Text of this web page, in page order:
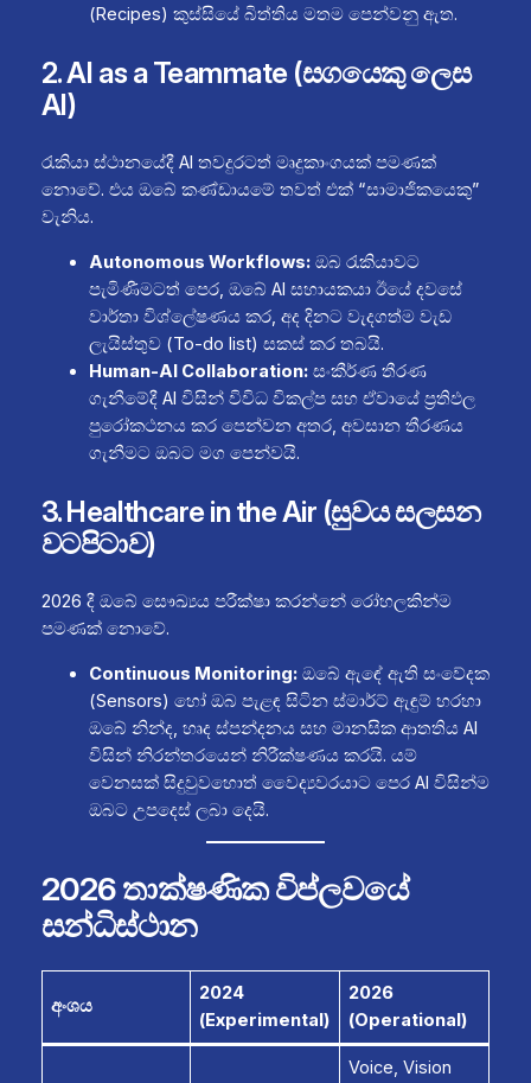
(Recipes) කුස්සියේ බිත්තිය මතම පෙන්වනු ඇත.
2. AI as a Teammate (සගයෙකු ලෙස
AI)
රැකියා ස්ථානයේදී AI තවදුරටත් මෘදුකාංගයක් පමණක්
නොවේ. එය ඔබේ කණ්ඩායමේ තවත් එක් “සාමාජිකයෙකු”
වැනිය.
Autonomous Workflows:ඔබ රැකියාවට
පැමිණීමටත් පෙර, ඔබේ AI සහායකයා ඊයේ දවසේ
වාර්තා විශ්ලේෂණය කර, අද දිනට වැදගත්ම වැඩ
ලැයිස්තුව (To-do list) සකස් කර තබයි.
Human-AI Collaboration:සංකීර්ණ තීරණ
ගැනීමේදී AI විසින් විවිධ විකල්ප සහ ඒවායේ ප්‍රතිඵල
පුරෝකථනය කර පෙන්වන අතර, අවසාන තීරණය
ගැනීමට ඔබට මග පෙන්වයි.
3. Healthcare in the Air (සුවය සලසන
වටපිටාව)
2026 දී ඔබේ සෞඛ්‍යය පරීක්ෂා කරන්නේ රෝහලකින්ම
පමණක් නොවේ.
Continuous Monitoring:ඔබේ ඇඳේ ඇති සංවේදක
(Sensors) හෝ ඔබ පැළඳ සිටින ස්මාර්ට් ඇඳුම් හරහා
ඔබේ නින්ද, හෘද ස්පන්දනය සහ මානසික ආතතිය AI
විසින් නිරන්තරයෙන් නිරීක්ෂණය කරයි. යම්
වෙනසක් සිදුවුවහොත් වෛද්‍යවරයාට පෙර AI විසින්ම
ඔබට උපදෙස් ලබා දෙයි.
2026 තාක්ෂණික විප්ලවයේ
සන්ධිස්ථාන
අංශය
2024
(Experimental)
2026
(Operational)
Voice, Vision